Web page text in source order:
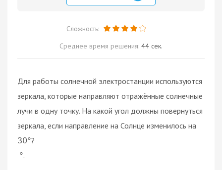
Сложность:
Среднее время решения: 44 сек.
Для работы солнечной электростанции используются
зеркала, которые направляют отражённые солнечные
лучи в одну точку. На какой угол должны повернуться
зеркала, если направление на Солнце изменилось на
30°?
°.